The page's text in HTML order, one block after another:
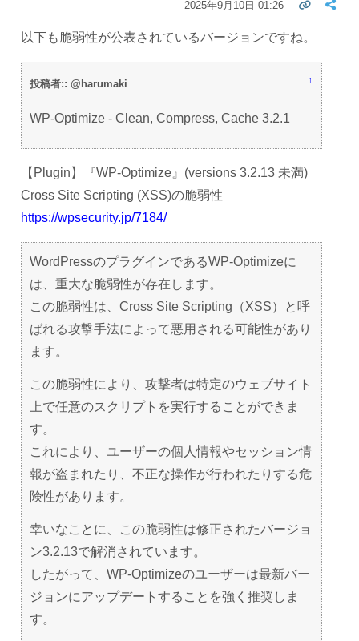
2025年9月10日 01:26
以下も脆弱性が公表されているバージョンですね。
投稿者:: @harumaki ↑
WP-Optimize - Clean, Compress, Cache 3.2.1
【Plugin】『WP-Optimize』(versions 3.2.13 未満)
Cross Site Scripting (XSS)の脆弱性
https://wpsecurity.jp/7184/
WordPressのプラグインであるWP-Optimizeに
は、重大な脆弱性が存在します。
この脆弱性は、Cross Site Scripting（XSS）と呼
ばれる攻撃手法によって悪用される可能性があり
ます。
この脆弱性により、攻撃者は特定のウェブサイト
上で任意のスクリプトを実行することができま
す。
これにより、ユーザーの個人情報やセッション情
報が盗まれたり、不正な操作が行われたりする危
険性があります。
幸いなことに、この脆弱性は修正されたバージョ
ン3.2.13で解消されています。
したがって、WP-Optimizeのユーザーは最新バー
ジョンにアップデートすることを強く推奨しま
す。